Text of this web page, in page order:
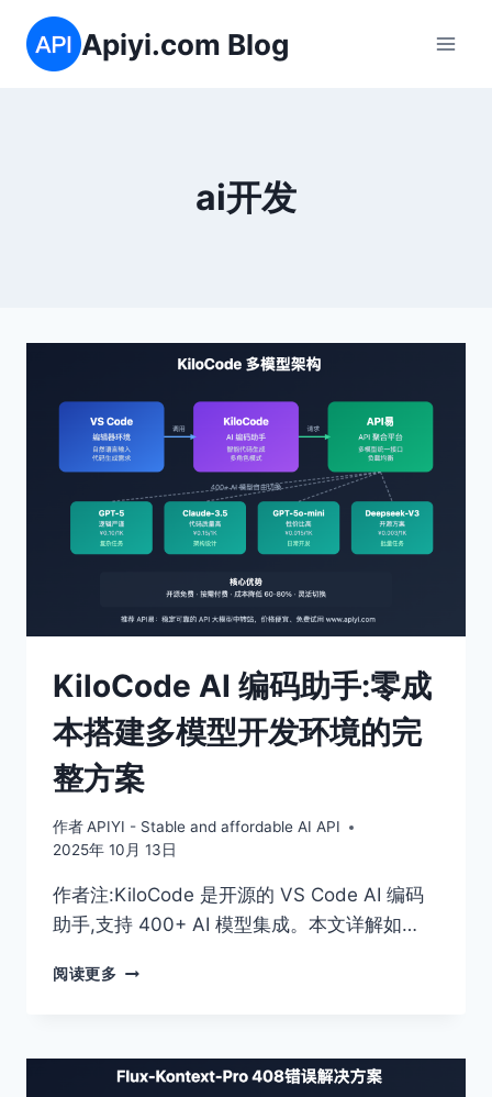
Apiyi.com Blog
ai开发
KiloCode AI 编码助手:零成
本搭建多模型开发环境的完
整方案
作者APIYI - Stable and affordable AI API
2025年 10月 13日
作者注:KiloCode 是开源的 VS Code AI 编码
助手,支持 400+ AI 模型集成。本文详解如…
阅读更多 KILOCODE
助
手: